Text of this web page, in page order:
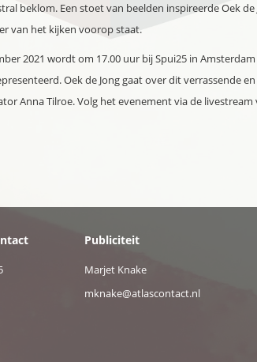
beklom. Een stoet van beelden inspireerde Oek
van het kijken voorop staat.
2021 wordt om 17.00 uur bij Spui25 in Amsterdam
Oek de Jong gaat over dit verrassende
Anna Tilroe. Volg het evenement via de livestream
Publiciteit
Marjet Knake
mknake@atlascontact.nl